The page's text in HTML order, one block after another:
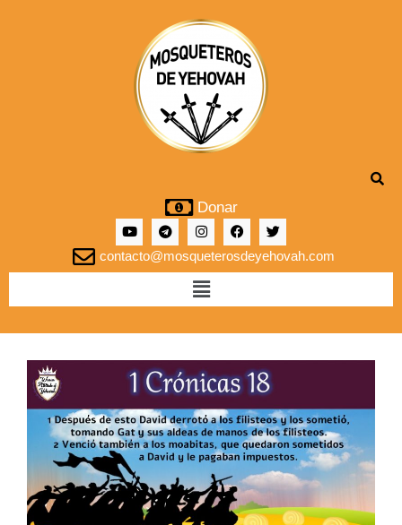
Donar
contacto@mosqueterosdeyehovah.com